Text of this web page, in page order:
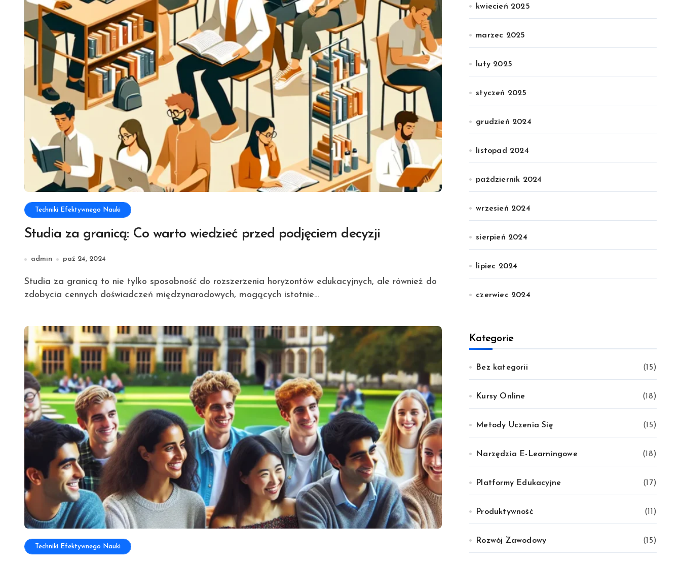
Techniki Efektywnego Nauki
Studia za granicą: Co warto wiedzieć przed podjęciem decyzji
admin paź 24, 2024
Studia za granicą to nie tylko sposobność do rozszerzenia horyzontów edukacyjnych, ale również do
zdobycia cennych doświadczeń międzynarodowych, mogących istotnie…
Techniki Efektywnego Nauki
kwiecień 2025
marzec 2025
luty 2025
styczeń 2025
grudzień 2024
listopad 2024
październik 2024
wrzesień 2024
sierpień 2024
lipiec 2024
czerwiec 2024
Kategorie
Bez kategorii (15)
Kursy Online (18)
Metody Uczenia Się (15)
Narzędzia E-Learningowe (18)
Platformy Edukacyjne (17)
Produktywność (11)
Rozwój Zawodowy (15)